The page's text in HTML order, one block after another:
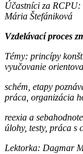
Účastníci za RCPU:
Mária Štefániková
Vzdelávací proces
Témy: princípy
vyučovanie
schém, etapy
práca, organizácia
reexia a
úlohy, testy, práca s
Lektorka: Dagmar